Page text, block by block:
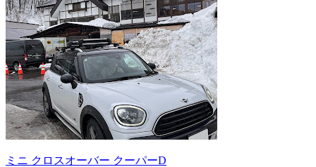
ミニ クロスオーバー クーパーD